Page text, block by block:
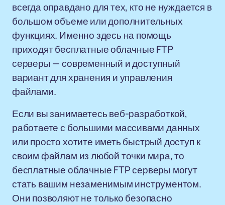
всегда оправдано для тех, кто не нуждается в
большом объеме или дополнительных
функциях. Именно здесь на помощь
приходят бесплатные облачные FTP
серверы — современный и доступный
вариант для хранения и управления
файлами.
Если вы занимаетесь веб-разработкой,
работаете с большими массивами данных
или просто хотите иметь быстрый доступ к
своим файлам из любой точки мира, то
бесплатные облачные FTP серверы могут
стать вашим незаменимым инструментом.
Они позволяют не только безопасно